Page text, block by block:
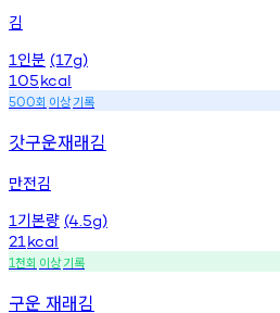
김
1 인분 (17g)
105kcal
500회 이상기록
갓구운재래김
만전김
1 기본량 (4.5g)
21 kcal
1천회 이상기록
구운 재래김